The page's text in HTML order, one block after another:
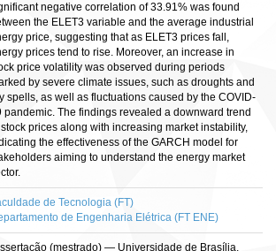
negative correlation of 33.91% was found
the ELET3 variable and the average industrial
price, suggesting that as ELET3 prices fall,
prices tend to rise. Moreover, an increase in
price volatility was observed during periods
by severe climate issues, such as droughts and
spells, as well as fluctuations caused by the COVID-
pandemic. The findings revealed a downward trend
prices along with increasing market instability,
the effectiveness of the GARCH model for
aiming to understand the energy market
de Tecnologia (FT)
de Engenharia Elétrica (FT ENE)
(mestrado) — Universidade de Brasília,